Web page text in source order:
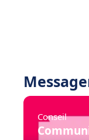
Conseil